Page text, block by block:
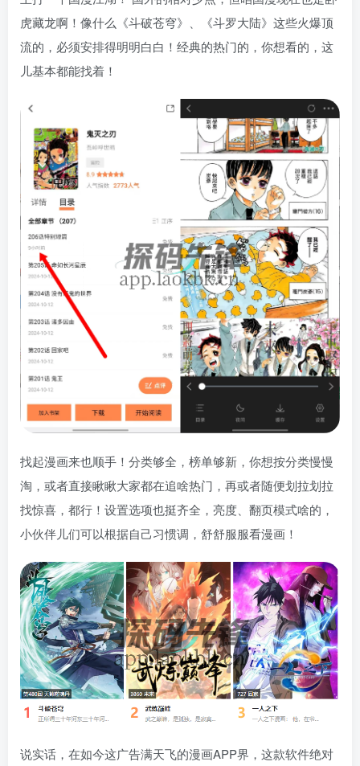
虎藏龙啊！像什么《斗破苍穹》、《斗罗大陆》这些火爆顶
流的，必须安排得明明白白！经典的热门的，你想看的，这
儿基本都能找着！
找起漫画来也顺手！分类够全，榜单够新，你想按分类慢慢
淘，或者直接瞅瞅大家都在追啥热门，再或者随便划拉划拉
找惊喜，都行！设置选项也挺齐全，亮度、翻页模式啥的，
小伙伴儿们可以根据自己习惯调，舒舒服服看漫画！
说实话，在如今这广告满天飞的漫画APP界，这款软件绝对